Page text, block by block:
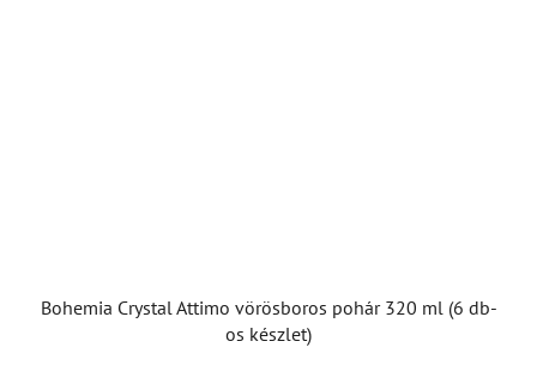
Bohemia Crystal Attimo vörösboros pohár 320 ml (6 db-
os készlet)